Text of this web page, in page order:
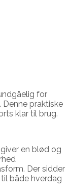
for
praktiske
klar til brug.
en blød og
Der sidder
både hverdag